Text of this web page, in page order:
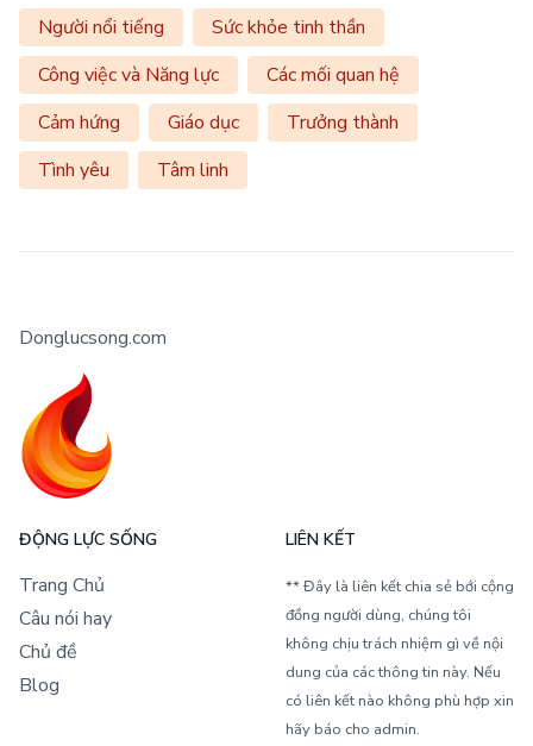
Người nổi tiếng
Sức khỏe tinh thần
Công việc và Năng lực
Các mối quan hệ
Cảm hứng
Giáo dục
Trưởng thành
Tình yêu
Tâm linh
Donglucsong.com
ĐỘNG LỰC SỐNG
Trang Chủ
Câu nói hay
Chủ đề
Blog
LIÊN KẾT
** Đây là liên kết chia sẻ bới cộng
đồng người dùng, chúng tôi
không chịu trách nhiệm gì về nội
dung của các thông tin này. Nếu
có liên kết nào không phù hợp xin
hãy báo cho admin.